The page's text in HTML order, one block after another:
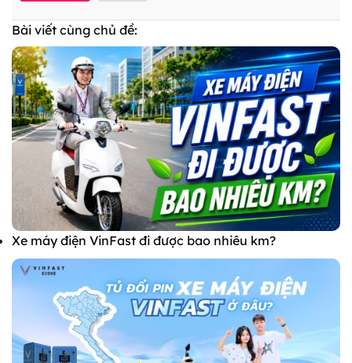
Bài viết cùng chủ đề:
Xe máy điện VinFast đi được bao nhiêu km?